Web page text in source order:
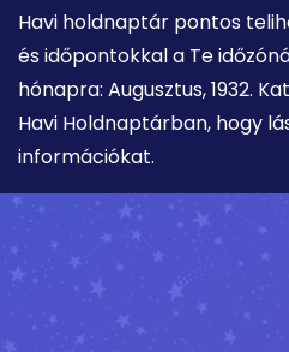
Havi holdnaptár pontos
és időpontokkal a Te
hónapra: Augusztus, 1932.
Havi Holdnaptárban, hogy
információkat.